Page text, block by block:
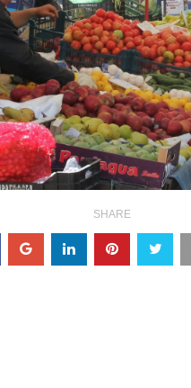
SHARE